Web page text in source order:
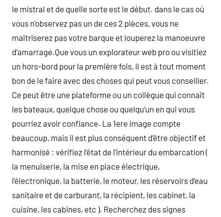
le mistral et de quelle sorte est le début. dans le cas où
vous n’observez pas un de ces 2 pièces, vous ne
maîtriserez pas votre barque et louperez la manoeuvre
d’amarrage.Que vous un explorateur web pro ou visitiez
un hors-bord pour la première fois, il est à tout moment
bon de le faire avec des choses qui peut vous conseiller.
Ce peut être une plateforme ou un collègue qui connaît
les bateaux, quelque chose ou quelqu’un en qui vous
pourriez avoir confiance. La 1ere image compte
beaucoup, mais il est plus conséquent d’être objectif et
harmonisé : vérifiez l’état de l’intérieur du embarcation (
la menuiserie, la mise en place électrique,
l’électronique, la batterie, le moteur, les réservoirs d’eau
sanitaire et de carburant, la récipient, les cabinet, la
cuisine, les cabines, etc ). Recherchez des signes